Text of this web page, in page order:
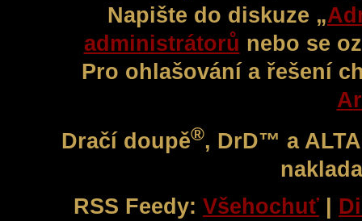
Napište do diskuze „
administrátorů nebo se
Pro ohlašování a řešení
Dračí doupě®, DrD™ a
RSS Feedy: Všehochuť |